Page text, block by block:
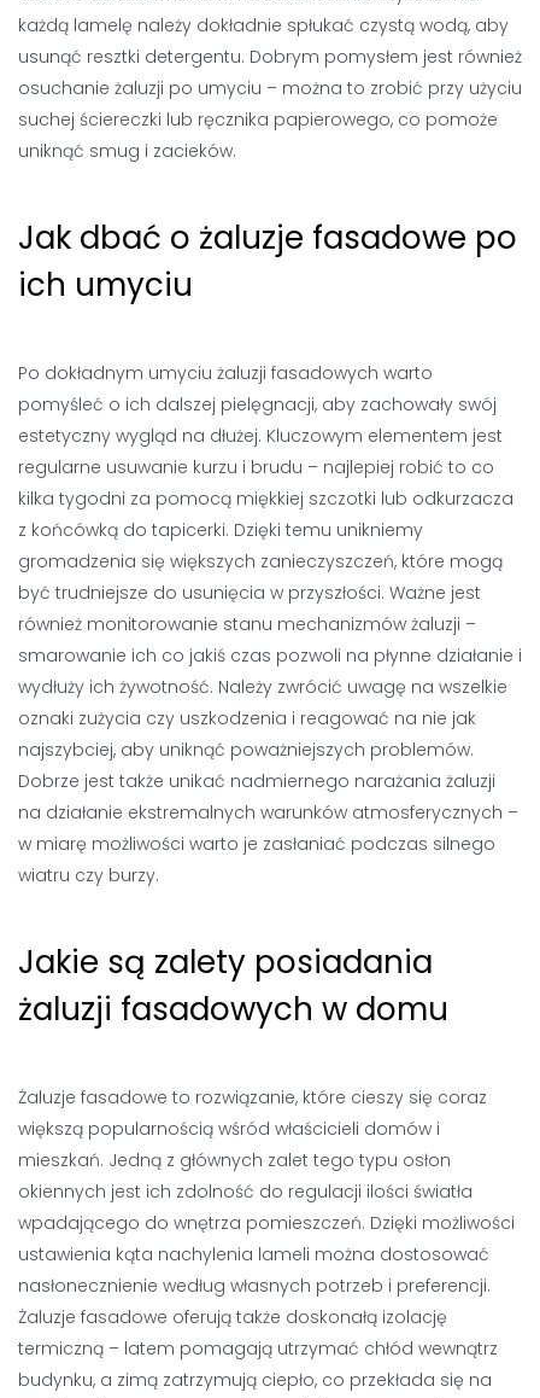
każdą lamelę należy dokładnie spłukać czystą wodą, aby
usunąć resztki detergentu. Dobrym pomysłem jest również
osuchanie żaluzji po umyciu – można to zrobić przy użyciu
suchej ściereczki lub ręcznika papierowego, co pomoże
uniknąć smug i zacieków.
Jak dbać o żaluzje fasadowe po
ich umyciu
Po dokładnym umyciu żaluzji fasadowych warto
pomyśleć o ich dalszej pielęgnacji, aby zachowały swój
estetyczny wygląd na dłużej. Kluczowym elementem jest
regularne usuwanie kurzu i brudu – najlepiej robić to co
kilka tygodni za pomocą miękkiej szczotki lub odkurzacza
z końcówką do tapicerki. Dzięki temu unikniemy
gromadzenia się większych zanieczyszczeń, które mogą
być trudniejsze do usunięcia w przyszłości. Ważne jest
również monitorowanie stanu mechanizmów żaluzji –
smarowanie ich co jakiś czas pozwoli na płynne działanie i
wydłuży ich żywotność. Należy zwrócić uwagę na wszelkie
oznaki zużycia czy uszkodzenia i reagować na nie jak
najszybciej, aby uniknąć poważniejszych problemów.
Dobrze jest także unikać nadmiernego narażania żaluzji
na działanie ekstremalnych warunków atmosferycznych –
w miarę możliwości warto je zasłaniać podczas silnego
wiatru czy burzy.
Jakie są zalety posiadania
żaluzji fasadowych w domu
Żaluzje fasadowe to rozwiązanie, które cieszy się coraz
większą popularnością wśród właścicieli domów i
mieszkań. Jedną z głównych zalet tego typu osłon
okiennych jest ich zdolność do regulacji ilości światła
wpadającego do wnętrza pomieszczeń. Dzięki możliwości
ustawienia kąta nachylenia lameli można dostosować
nasłonecznienie według własnych potrzeb i preferencji.
Żaluzje fasadowe oferują także doskonałą izolację
termiczną – latem pomagają utrzymać chłód wewnątrz
budynku, a zimą zatrzymują ciepło, co przekłada się na